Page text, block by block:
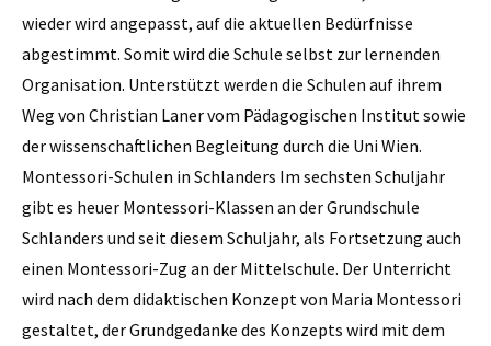
wieder wird angepasst, auf die aktuellen Bedürfnisse
abgestimmt. Somit wird die Schule selbst zur lernenden
Organisation. Unterstützt werden die ­Schulen auf ihrem
Weg von ­Christian Laner vom Pädagogischen ­Institut sowie
der wissenschaftlichen Begleitung durch die Uni Wien.
Montessori-Schulen in Schlanders Im sechsten Schuljahr
gibt es heuer Montessori-Klassen an der Grundschule
Schlanders und seit diesem Schuljahr, als Fortsetzung auch
einen Montessori-Zug an der Mittel­schule. Der Unterricht
wird nach dem didaktischen Konzept von Maria Montessori
gestaltet, der Grundgedanke des Konzepts wird mit dem